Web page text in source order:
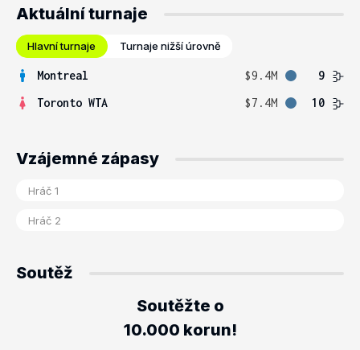
Aktuální turnaje
Hlavní turnaje Turnaje nižší úrovně
Montreal $9.4M
9
Toronto WTA
$7.4M 10
Vzájemné zápasy
Soutěž
Soutěžte o
10.000 korun!